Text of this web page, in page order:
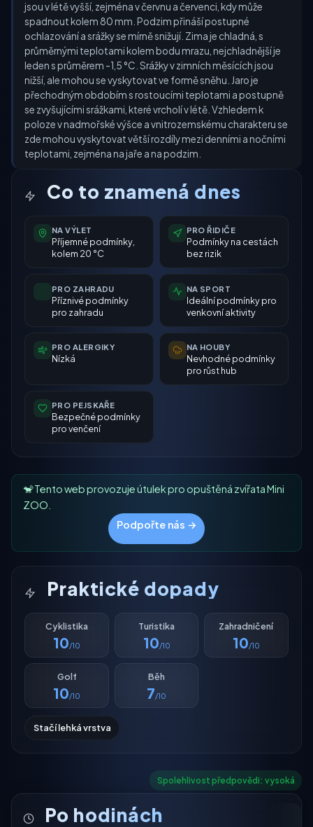
jsou v létě vyšší, zejména v červnu a červenci, kdy může
spadnout kolem 80 mm. Podzim přináší postupné
ochlazování a srážky se mírně snižují. Zima je chladná, s
průměrnými teplotami kolem bodu mrazu, nejchladnější je
leden s průměrem -1,5 °C. Srážky v zimních měsících jsou
nižší, ale mohou se vyskytovat ve formě sněhu. Jaro je
přechodným obdobím s rostoucími teplotami a postupně
se zvyšujícími srážkami, které vrcholí v létě. Vzhledem k
poloze v nadmořské výšce a vnitrozemskému charakteru se
zde mohou vyskytovat větší rozdíly mezi denními a nočními
teplotami, zejména na jaře a na podzim.
Co to znamená dnes
NA VÝLET
Příjemné podmínky,
kolem 20 °C
PRO ŘIDIČE
Podmínky na cestách
bez rizik
PRO ZAHRADU
Příznivé podmínky
pro zahradu
NA SPORT
Ideální podmínky pro
venkovní aktivity
PRO ALERGIKY
Nízká
NA HOUBY
Nevhodné podmínky
pro růst hub
PRO PEJSKAŘE
Bezpečné podmínky
pro venčení
🐒 Tento web provozuje útulek pro opuštěná zvířata Mini
ZOO.
Podpořte nás →
Praktické dopady
Cyklistika
10/10
Turistika
10/10
Zahradničení
10/10
Golf
10/10
Běh
7/10
Stačí lehká vrstva
Spolehlivost předpovědi: vysoká
Po hodinách